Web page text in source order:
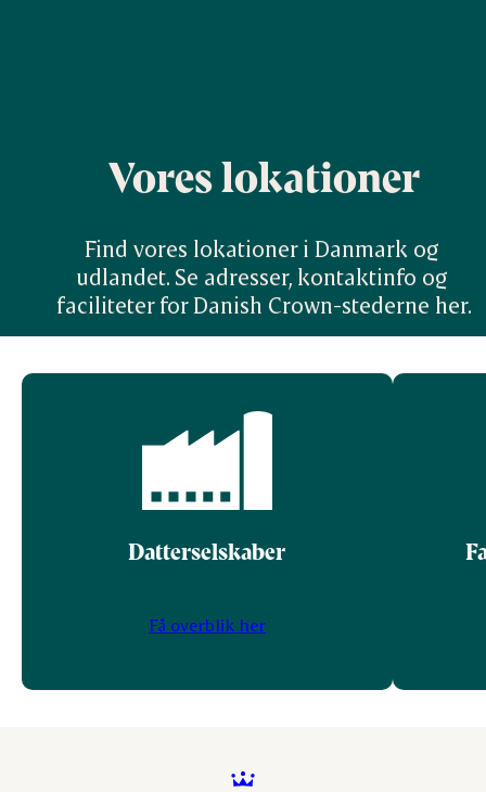
Vores lokationer
Find vores lokationer i Danmark og
udlandet. Se adresser, kontaktinfo og
faciliteter for Danish Crown-stederne her.
Datterselskaber
Få overblik her